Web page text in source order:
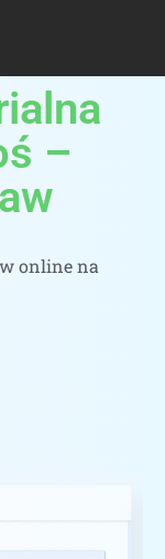
–
online na